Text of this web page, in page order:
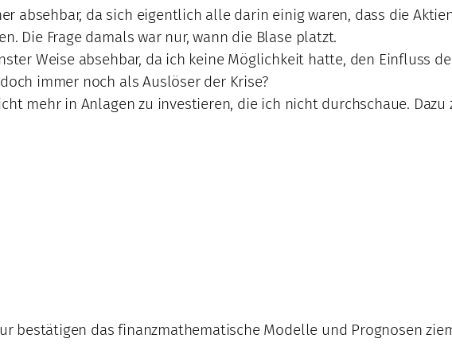
absehbar, da sich eigentlich alle darin einig waren, dass die
Die Frage damals war nur, wann die Blase platzt.
Weise absehbar, da ich keine Möglichkeit hatte, den Einfluss
immer noch als Auslöser der Krise?
mehr in Anlagen zu investieren, die ich nicht durchschaue.
bestätigen das finanzmathematische Modelle und Prognosen